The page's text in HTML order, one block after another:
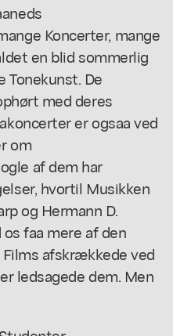
Koncerter, mange
en blid sommerlig
Tonekunst. De
med deres
er ogsaa ved
om
af dem har
hvortil Musikken
og Hermann D.
faa mere af den
afskrækkede ved
ledsagede dem. Men